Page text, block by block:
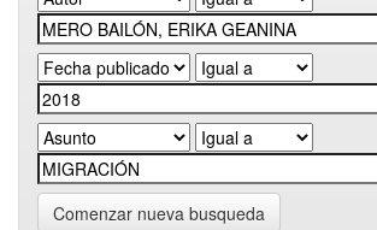
Comenzar nueva busqueda